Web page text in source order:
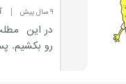
9 سال پیش
در این
رو بکشیم.